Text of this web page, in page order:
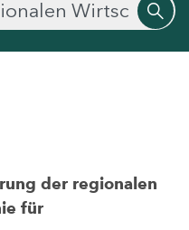
der regionalen
für